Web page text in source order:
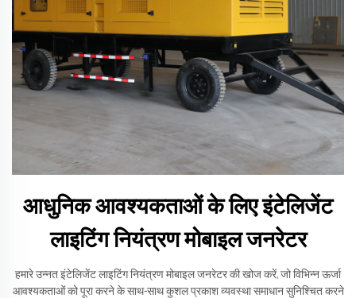
आधुनिक आवश्यकताओं के लिए इंटेलिजेंट
लाइटिंग नियंत्रण मोबाइल जनरेटर
हमारे उन्नत इंटेलिजेंट लाइटिंग नियंत्रण मोबाइल जनरेटर की खोज करें, जो विभिन्न ऊर्जा
आवश्यकताओं को पूरा करने के साथ-साथ कुशल प्रकाश व्यवस्था समाधान सुनिश्चित करने